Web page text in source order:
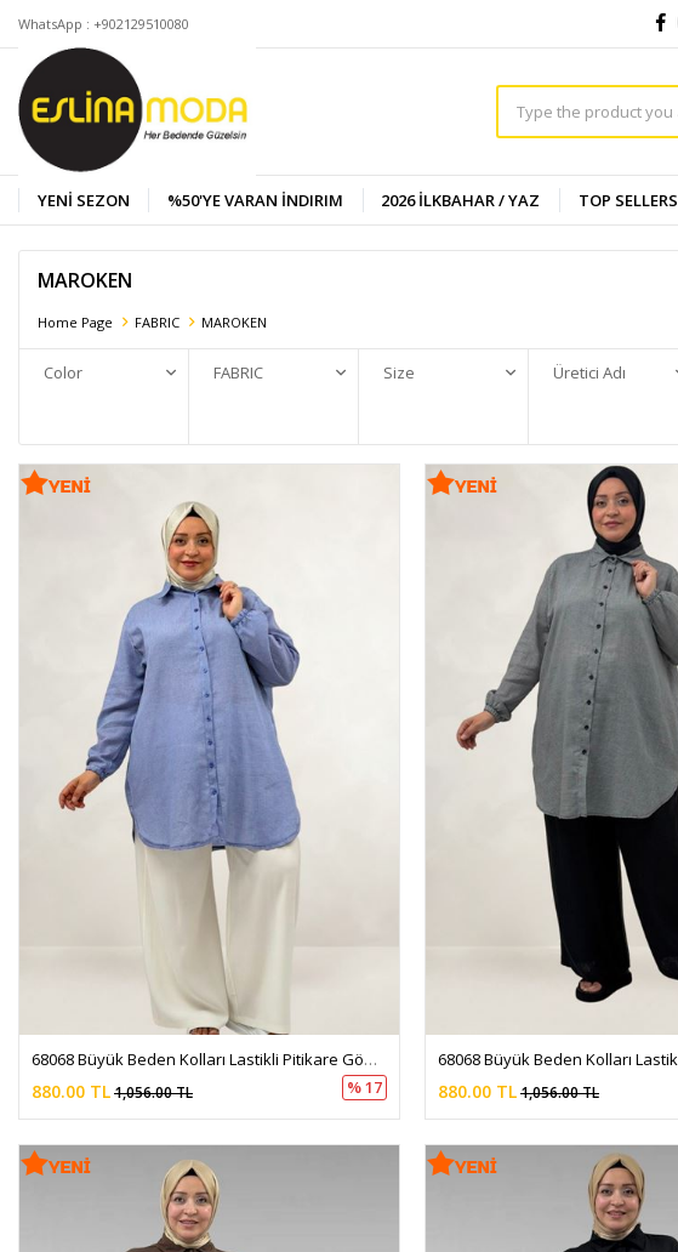
WhatsApp : +902129510080
YENİ SEZON %50'YE VARAN İNDIRIM 2026 İLKBAHAR / YAZ TOP SELLERS
MAROKEN
Home Page FABRIC MAROKEN
Color FABRIC Size Üretici Adı
68068 Büyük Beden Kolları Lastikli Pitikare Gömlek - Pitikare Saks
880.00 TL1,056.00 TL % 17 880.00 TL1,056.00 TL